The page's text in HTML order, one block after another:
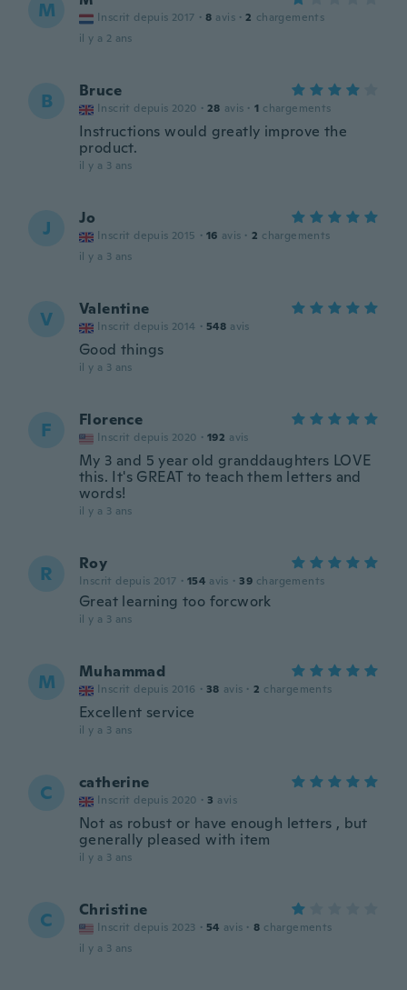
M Inscrit depuis 2017 · 8 avis · 2 chargements
il y a 2 ans
B Bruce
Inscrit depuis 2020 · 28 avis · 1 chargements
Instructions would greatly improve the
product.
il y a 3 ans
J Jo
Inscrit depuis 2015 · 16 avis · 2 chargements
il y a 3 ans
V Valentine
Inscrit depuis 2014 · 548 avis
Good things
il y a 3 ans
F Florence
Inscrit depuis 2020 · 192 avis
My 3 and 5 year old granddaughters LOVE
this. It's GREAT to teach them letters and
words!
il y a 3 ans
R Roy
Inscrit depuis 2017 · 154 avis · 39 chargements
Great learning too forcwork
il y a 3 ans
M Muhammad
Inscrit depuis 2016 · 38 avis · 2 chargements
Excellent service
il y a 3 ans
C catherine
Inscrit depuis 2020 · 3 avis
Not as robust or have enough letters , but
generally pleased with item
il y a 3 ans
C Christine
Inscrit depuis 2023 · 54 avis · 8 chargements
il y a 3 ans